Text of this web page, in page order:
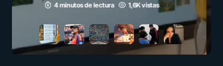
3 minutos de lectura 1,1K vistas